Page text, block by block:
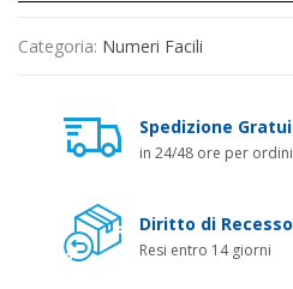
Categoria: Numeri Facili
Spedizione
in 24/48 ore per
Diritto di Recesso
Resi entro 14 giorni